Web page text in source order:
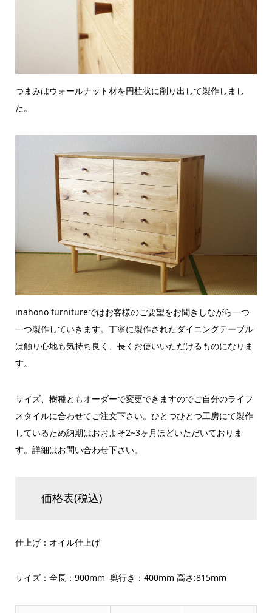
つまみはウォールナット材を円柱状に削り出して製作しまし
た。
inahono furnitureではお客様のご要望をお聞きしながら一つ
一つ製作していきます。丁寧に製作されたダイニングテーブル
は触り心地も気持ち良く、長くお使いいただけるものになりま
す。
サイズ、樹種ともオーダーで変更できますのでご自分のライフ
スタイルに合わせてご注文下さい。ひとつひとつ工房にて製作
しているため納期はおおよそ2~3ヶ月ほどいただいておりま
す。詳細はお問い合わせ下さい。
価格表(税込)
仕上げ：オイル仕上げ
サイズ：全長：900mm 奥行き：400mm 高さ:815mm